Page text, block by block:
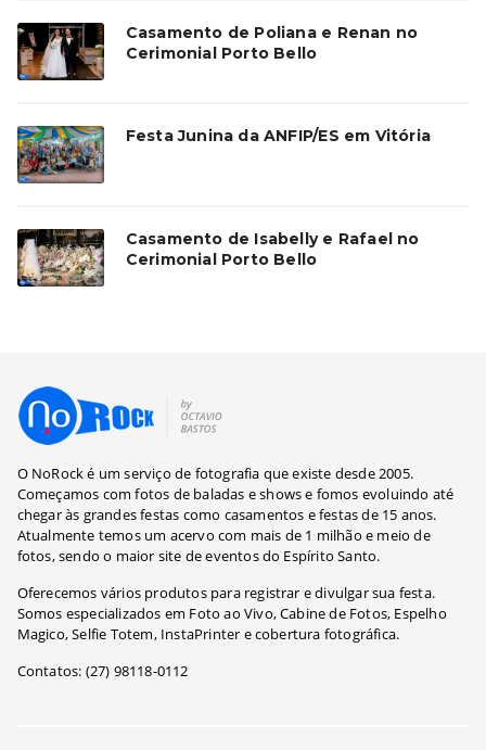
Casamento de Poliana e Renan no
Cerimonial Porto Bello
Festa Junina da ANFIP/ES em Vitória
Casamento de Isabelly e Rafael no
Cerimonial Porto Bello
O NoRock é um serviço de fotografia que existe desde 2005.
Começamos com fotos de baladas e shows e fomos evoluindo até
chegar às grandes festas como casamentos e festas de 15 anos.
Atualmente temos um acervo com mais de 1 milhão e meio de
fotos, sendo o maior site de eventos do Espírito Santo.
Oferecemos vários produtos para registrar e divulgar sua festa.
Somos especializados em Foto ao Vivo, Cabine de Fotos, Espelho
Magico, Selfie Totem, InstaPrinter e cobertura fotográfica.
Contatos: (27) 98118-0112